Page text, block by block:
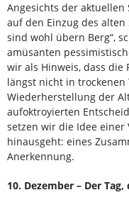
Angesichts der
auf den Einzug des alten
sind wohl übern Berg“,
amüsanten
wir als Hinweis, dass die
längst nicht in
Wiederherstellung der
aufoktroyierten
setzen wir die Idee einer
hinausgeht: eines
Anerkennung.
10. Dezember – Der